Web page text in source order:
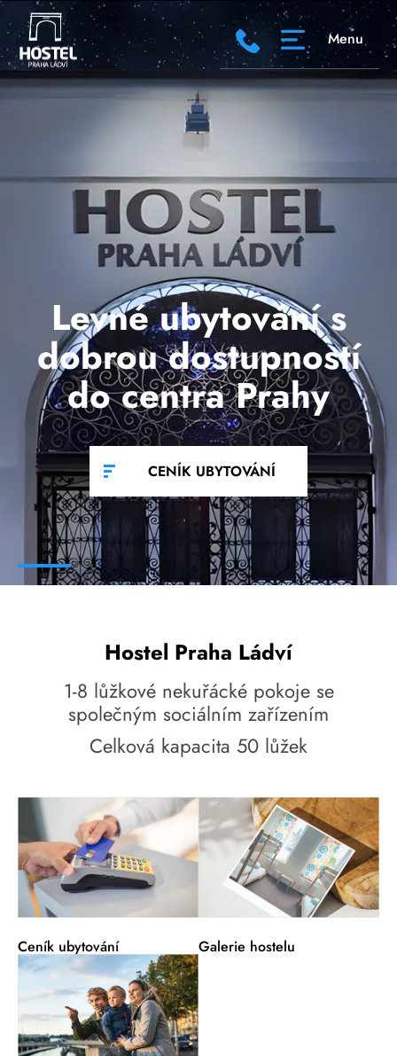
Menu
Levné ubytování s
dobrou dostupností
do centra Prahy
CENÍK UBYTOVÁNÍ
Hostel Praha Ládví
1-8 lůžkové nekuřácké pokoje se
společným sociálním zařízením
Celková kapacita 50 lůžek
Ceník ubytování Galerie hostelu